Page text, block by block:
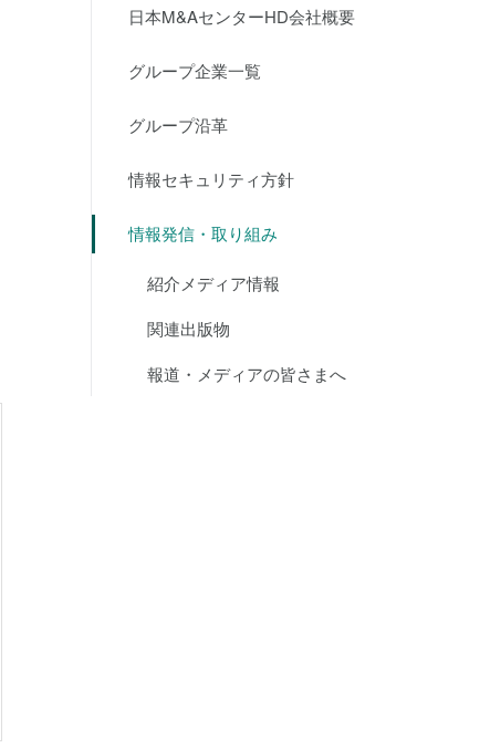
日本M&AセンターHD会社概要
グループ企業一覧
グループ沿革
情報セキュリティ方針
情報発信・取り組み
紹介メディア情報
関連出版物
報道・メディアの皆さまへ